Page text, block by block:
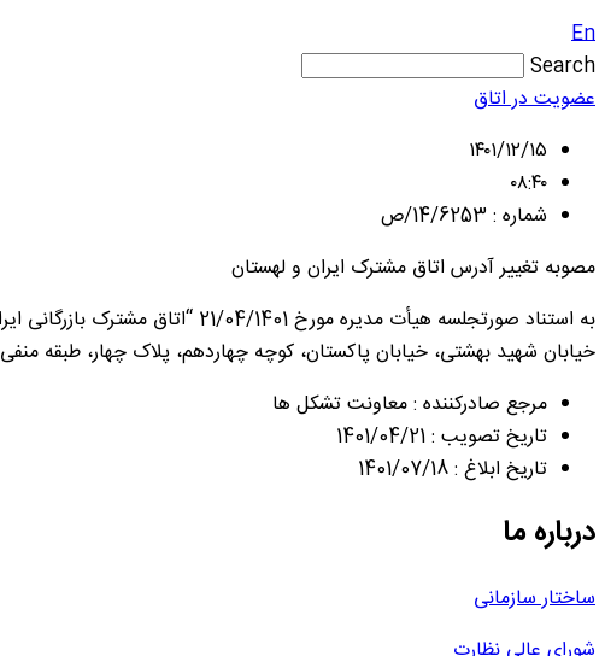
En
Search
عضویت در اتاق
۱۴۰۱/۱۲/۱۵
۰۸:۴۰
شماره : 14/6253/ص
مصوبه تغییر آدرس اتاق مشترک ایران و لهستان
به استناد صورتجلسه هیأت
خیابان شهید بهشتی، خیابان پاکستان، کوچه چهاردهم، پلاک چهار، طبقه منفی یک با کد پستی 1531754111 می باشد و ماده مربوطه در
مرجع صادرکننده : معاونت تشکل ها
تاریخ تصویب : 1401/04/21
تاریخ ابلاغ : 1401/07/18
درباره ما
ساختار سازمانی